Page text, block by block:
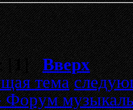
[1]Вверх
тема